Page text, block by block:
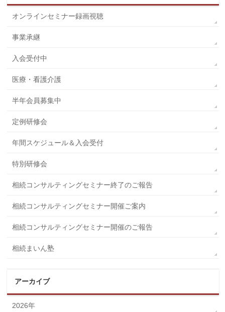
オンラインセミナー録画視聴
事業承継
入会受付中
医療・看護介護
半年会員募集中
定例研修会
年間スケジュール＆入会受付
特別研修会
相続コンサルティングセミナー終了のご報告
相続コンサルティングセミナー開催ご案内
相続コンサルティングセミナー開催のご報告
相続まいん塾
アーカイブ
2026年